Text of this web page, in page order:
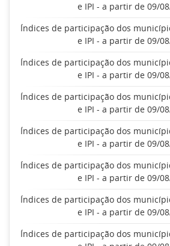
e IPI - a partir de 09/
Índices de participação dos
e IPI - a partir de 09/
Índices de participação dos
e IPI - a partir de 09/
Índices de participação dos
e IPI - a partir de 09/
Índices de participação dos
e IPI - a partir de 09/
Índices de participação dos
e IPI - a partir de 09/
Índices de participação dos
e IPI - a partir de 09/
Índices de participação dos